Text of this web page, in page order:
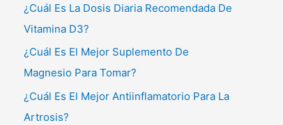
¿Cuál Es La Dosis Diaria Recomendada De
Vitamina D3?
¿Cuál Es El Mejor Suplemento De
Magnesio Para Tomar?
¿Cuál Es El Mejor Antiinflamatorio Para La
Artrosis?